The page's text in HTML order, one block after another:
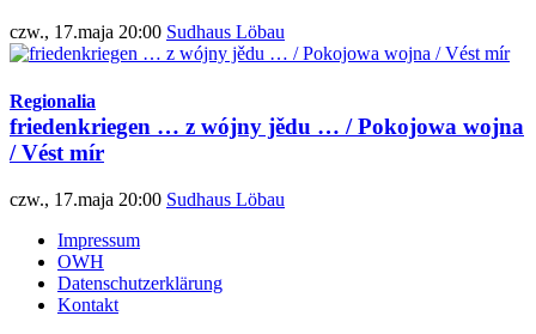
czw., 17.maja 20:00 Sudhaus Löbau
Regionalia
friedenkriegen … z wójny jědu … / Pokojowa wojna
/ Vést mír
czw., 17.maja 20:00 Sudhaus Löbau
Impressum
OWH
Datenschutzerklärung
Kontakt